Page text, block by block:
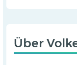
Über